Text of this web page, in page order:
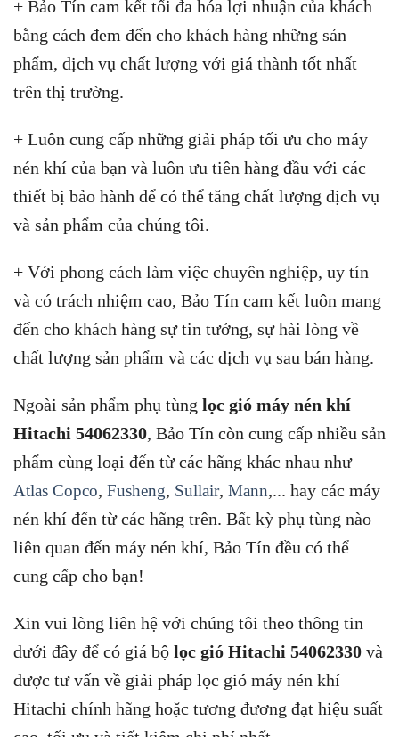
+ Bảo Tín cam kết tối đa hóa lợi nhuận của khách
bằng cách đem đến cho khách hàng những sản
phẩm, dịch vụ chất lượng với giá thành tốt nhất
trên thị trường.
+ Luôn cung cấp những giải pháp tối ưu cho máy
nén khí của bạn và luôn ưu tiên hàng đầu với các
thiết bị bảo hành để có thể tăng chất lượng dịch vụ
và sản phẩm của chúng tôi.
+ Với phong cách làm việc chuyên nghiệp, uy tín
và có trách nhiệm cao, Bảo Tín cam kết luôn mang
đến cho khách hàng sự tin tưởng, sự hài lòng về
chất lượng sản phẩm và các dịch vụ sau bán hàng.
Ngoài sản phẩm phụ tùng lọc gió máy nén khí
Hitachi 54062330, Bảo Tín còn cung cấp nhiều sản
phẩm cùng loại đến từ các hãng khác nhau như
Atlas Copco, Fusheng, Sullair, Mann,... hay các máy
nén khí đến từ các hãng trên. Bất kỳ phụ tùng nào
liên quan đến máy nén khí, Bảo Tín đều có thể
cung cấp cho bạn!
Xin vui lòng liên hệ với chúng tôi theo thông tin
dưới đây để có giá bộ lọc gió Hitachi 54062330 và
được tư vấn về giải pháp lọc gió máy nén khí
Hitachi chính hãng hoặc tương đương đạt hiệu suất